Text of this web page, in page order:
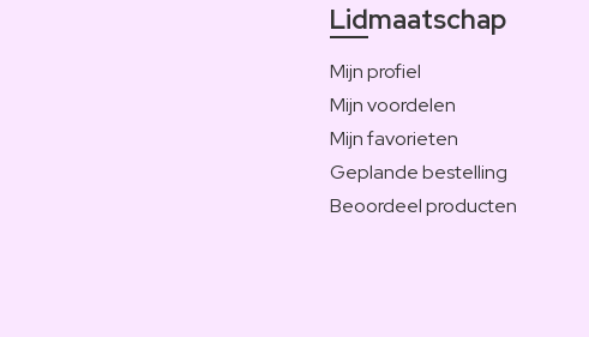
Lidmaatschap
Mijn profiel
Mijn voordelen
Mijn favorieten
Geplande bestelling
Beoordeel producten